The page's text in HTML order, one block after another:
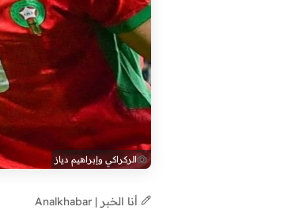
الركراكي وإبراهيم دياز
أنا الخبر | Analkhabar